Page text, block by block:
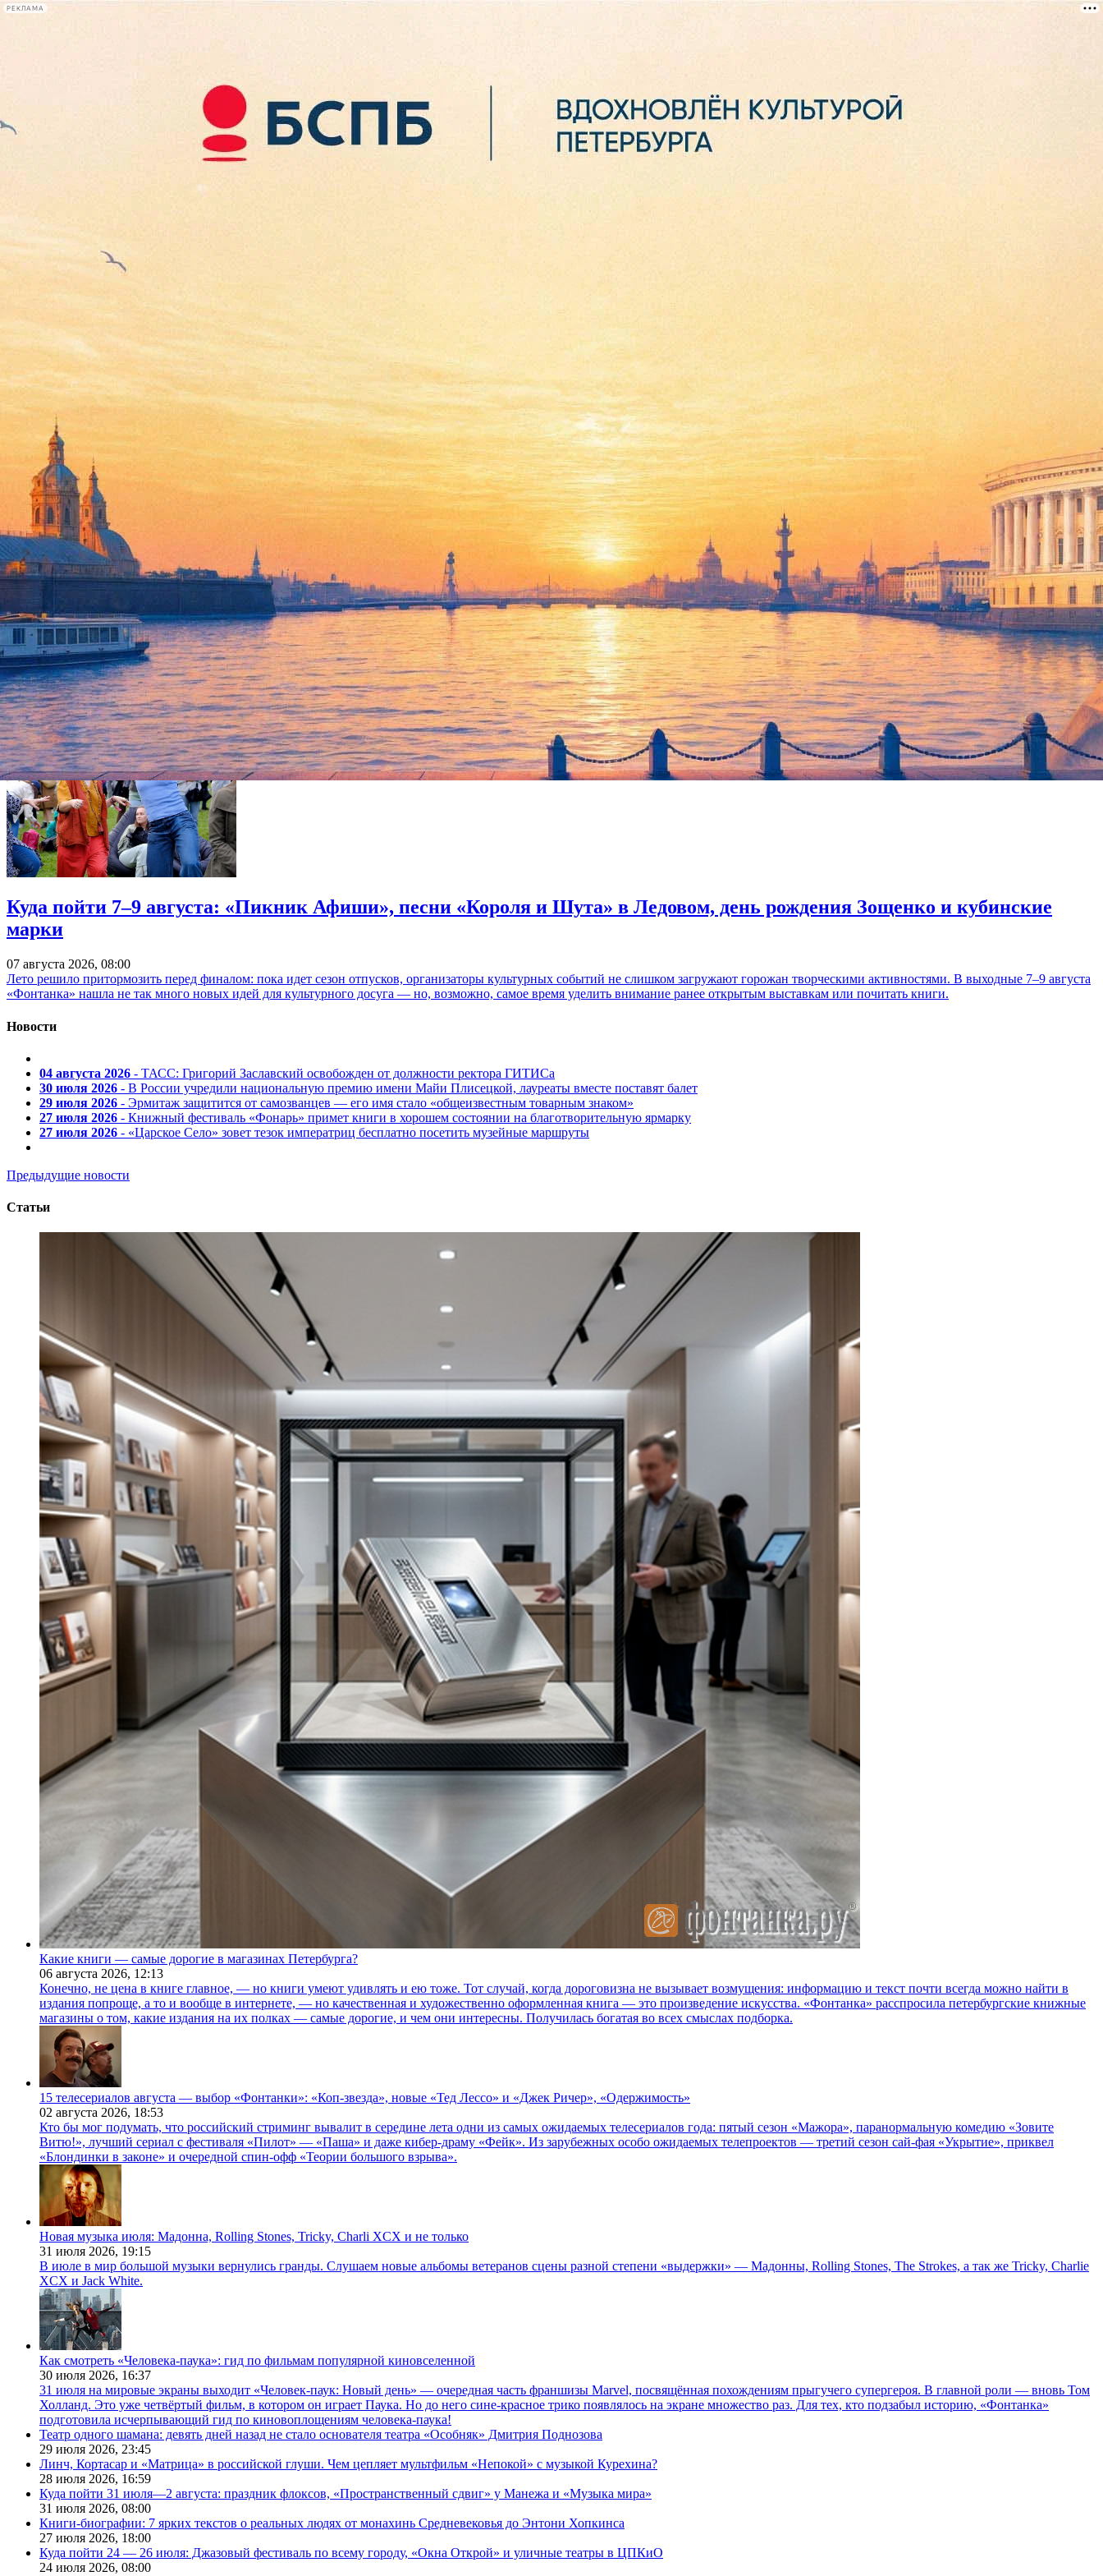
РЕКЛАМА
лекции
книги
Петер Штайн поставил Пушкина в театре Калягина
15 января 2015,
Театр Et Cetera под руководством Александра Калягина 17 января представит премьеру спектакля Петера Штайна «Борис Годунов». Это первое обращение известного немецкого режиссера к
творчеству Александра Пушкина.
"Я выбрал Пушкина, потому что он мне интересен, — цитирует Штайна
РИА «Новости»
. — Я хочу проанализировать и поставить это произведение, как сам автор задумывал его. Я
занимаюсь театром, потому что хочу ближе познакомиться с автором. Для меня главное — авторский текст… В Западной Европе никогда не ставили "Бориса Годунова" как драматический
спектакль. И я решил это сделать именно в России, откуда родом автор и его произведение».
В постановке задействованы почти все актеры театры, в заглавной роли выступит Владимир Симонов, приглашенный из труппы театра имени Вахтангова.
Куда пойти 7–9 августа: «Пикник Афиши», песни «Короля и Шута» в Ледовом, день рождения Зощенко и кубинские
марки
07 августа 2026, 08:00
Лето решило притормозить перед финалом: пока идет сезон отпусков, организаторы культурных событий не слишком загружают горожан творческими активностями. В выходные 7–9 августа
«Фонтанка» нашла не так много новых идей для культурного досуга — но, возможно, самое время уделить внимание ранее открытым выставкам или почитать книги.
Новости
04 августа 2026 - ТАСС: Григорий Заславский освобожден от должности ректора ГИТИСа
30 июля 2026 - В России учредили национальную премию имени Майи Плисецкой, лауреаты вместе поставят балет
29 июля 2026 - Эрмитаж защитится от самозванцев — его имя стало «общеизвестным товарным знаком»
27 июля 2026 - Книжный фестиваль «Фонарь» примет книги в хорошем состоянии на благотворительную ярмарку
27 июля 2026 - «Царское Село» зовет тезок императриц бесплатно посетить музейные маршруты
Предыдущие новости
Статьи
Какие книги — самые дорогие в магазинах Петербурга?
06 августа 2026, 12:13
Конечно, не цена в книге главное, — но книги умеют удивлять и ею тоже. Тот случай, когда дороговизна не вызывает возмущения: информацию и текст почти всегда можно найти в
издания попроще, а то и вообще в интернете, — но качественная и художественно оформленная книга — это произведение искусства. «Фонтанка» расспросила петербургские книжные
магазины о том, какие издания на их полках — самые дорогие, и чем они интересны. Получилась богатая во всех смыслах подборка.
15 телесериалов августа — выбор «Фонтанки»: «Коп-звезда», новые «Тед Лессо» и «Джек Ричер», «Одержимость»
02 августа 2026, 18:53
Кто бы мог подумать, что российский стриминг вывалит в середине лета одни из самых ожидаемых телесериалов года: пятый сезон «Мажора», паранормальную комедию «Зовите
Витю!», лучший сериал с фестиваля «Пилот» — «Паша» и даже кибер-драму «Фейк». Из зарубежных особо ожидаемых телепроектов — третий сезон сай-фая «Укрытие», приквел
«Блондинки в законе» и очередной спин-офф «Теории большого взрыва».
Новая музыка июля: Мадонна, Rolling Stones, Tricky, Charli XCX и не только
31 июля 2026, 19:15
В июле в мир большой музыки вернулись гранды. Слушаем новые альбомы ветеранов сцены разной степени «выдержки» — Мадонны, Rolling Stones, The Strokes, а так же Tricky, Charlie
XCX и Jack White.
Как смотреть «Человека-паука»: гид по фильмам популярной киновселенной
30 июля 2026, 16:37
31 июля на мировые экраны выходит «Человек-паук: Новый день» — очередная часть франшизы Marvel, посвящённая похождениям прыгучего супергероя. В главной роли — вновь Том
Холланд. Это уже четвёртый фильм, в котором он играет Паука. Но до него сине-красное трико появлялось на экране множество раз. Для тех, кто подзабыл историю, «Фонтанка»
подготовила исчерпывающий гид по киновоплощениям человека-паука!
Театр одного шамана: девять дней назад не стало основателя театра «Особняк» Дмитрия Поднозова
29 июля 2026, 23:45
Линч, Кортасар и «Матрица» в российской глуши. Чем цепляет мультфильм «Непокой» с музыкой Курехина?
28 июля 2026, 16:59
Куда пойти 31 июля—2 августа: праздник флоксов, «Пространственный сдвиг» у Манежа и «Музыка мира»
31 июля 2026, 08:00
Книги-биографии: 7 ярких текстов о реальных людях от монахинь Средневековья до Энтони Хопкинса
27 июля 2026, 18:00
Куда пойти 24 — 26 июля: Джазовый фестиваль по всему городу, «Окна Открой» и уличные театры в ЦПКиО
24 июля 2026, 08:00